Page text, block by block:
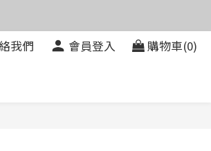
我們 會員登入 購物車(0)